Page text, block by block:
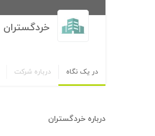
خردگستران
در یک نگاه درباره شرکت
درباره خردگستران